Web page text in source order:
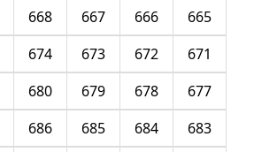
665
666
667
668
671
672
673
674
677
678
679
680
683
684
685
686